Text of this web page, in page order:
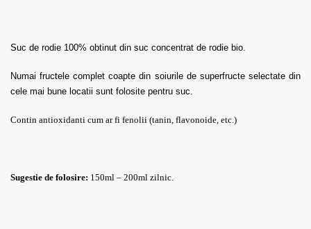
Suc de rodie 100% obtinut din suc concentrat de rodie bio.
Numai fructele complet coapte din soiurile de superfructe selectate din
cele mai bune locatii sunt folosite pentru suc.
Contin antioxidanti cum ar fi fenolii (tanin, flavonoide, etc.)
Sugestie de folosire: 150ml – 200ml zilnic.